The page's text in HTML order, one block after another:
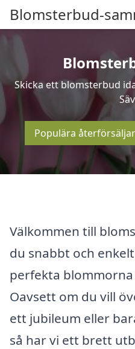
Blomsterbud-
Skicka ett blomsterbud
Populära
Välkommen till
du snabbt och
perfekta
Oavsett om du vill
ett jubileum eller
så har vi ett brett